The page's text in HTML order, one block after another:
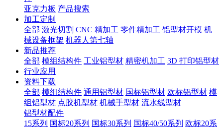
亚克力板 产品搜索
加工定制
全部 激光切割 CNC 精加工 零件精加工 铝型材开模 机
械设备框架 机器人第七轴
新品推荐
全部 模组结构件 工业铝型材 精密机加工 3D 打印铝型材
行业应用
资料下载
全部 模组结构件 通用铝型材 国标铝型材 欧标铝型材 模
组铝型材 点胶机型材 机械手型材 流水线型材
铝型材配件
15系列 国标20系列 国标30系列 国标40/50系列 欧标20系